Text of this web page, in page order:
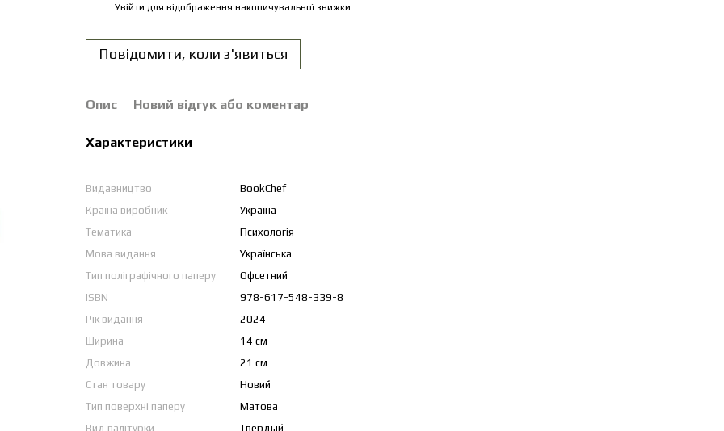
Увійти для відображення накопичувальної знижки
Повідомити, коли з'явиться
Опис Новий відгук або коментар
Характеристики
Видавництво
BookChef
Країна виробник
Україна
Тематика
Психологія
Мова видання
Українська
Тип поліграфічного паперу
Офсетний
ISBN
978-617-548-339-8
Рік видання
2024
Ширина
14 см
Довжина
21 см
Стан товару
Новий
Тип поверхні паперу
Матова
Вид палітурки
Твердый